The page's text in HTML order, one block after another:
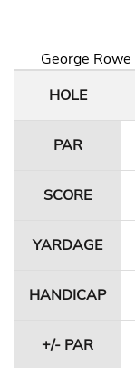
George Rowe
HOLE
PAR
SCORE
YARDAGE
HANDICAP
+/- PAR